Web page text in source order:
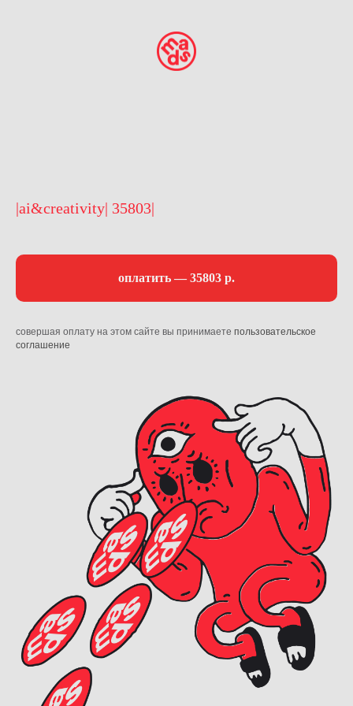
|ai&creativity| 35803|
оплатить — 35803 р.
совершая оплату на этом сайте вы принимаете пользовательское
соглашение